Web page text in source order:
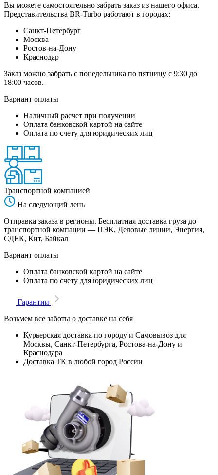
Вы можете самостоятельно забрать заказ из нашего офиса.
Представительства BR-Turbo работают в городах:
Санкт-Петербург
Москва
Ростов-на-Дону
Краснодар
Заказ можно забрать с понедельника по пятницу с 9:30 до
18:00 часов.
Вариант оплаты
Наличный расчет при получении
Оплата банковской картой на сайте
Оплата по счету для юридических лиц
Транспортной компанией
На следующий день
Отправка заказа в регионы. Бесплатная доставка груза до
транспортной компании — ПЭК, Деловые линии, Энергия,
СДЕК, Кит, Байкал
Вариант оплаты
Оплата банковской картой на сайте
Оплата по счету для юридических лиц
Гарантии
Возьмем все заботы о доставке на себя
Курьерская доставка по городу и Самовывоз для
Москвы, Санкт-Петербурга, Ростова-на-Дону и
Краснодара
Доставка ТК в любой город России